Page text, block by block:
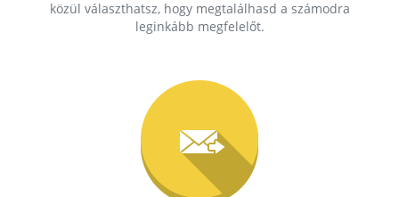
közül választhatsz, hogy megtalálhasd a számodra
leginkább megfelelőt.